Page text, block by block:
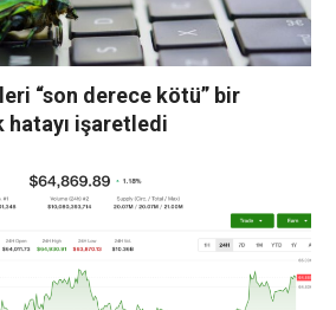
“son derece kötü” bir
işaretledi